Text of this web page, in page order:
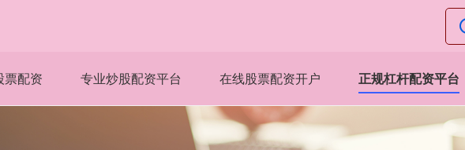
票配资 专业炒股配资平台 在线股票配资开户 正规杠杆配资平台